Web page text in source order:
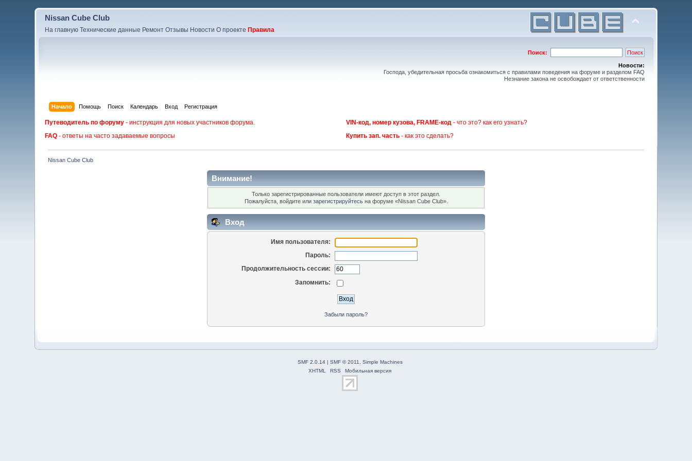
Nissan Cube Club
На главную Технические данные Ремонт Отзывы Новости О проекте Правила
Поиск:
Новости:
Господа, убедительная просьба ознакомиться с правилами поведения на форуме и разделом FAQ
Незнание закона не освобождает от ответственности
Начало Помощь Поиск Календарь Вход Регистрация
Путеводитель по форуму - инструкция для новых участников форума. VIN-код, номер кузова, FRAME-код - что это? как его узнать?
FAQ - ответы на часто задаваемые вопросы Купить зап. часть - как это сделать?
Nissan Cube Club
Внимание!
Только зарегистрированные пользователи имеют доступ в этот раздел.
Пожалуйста, войдите или зарегистрируйтесьна форуме «Nissan Cube Club».
Вход
Имя пользователя:
Пароль:
Продолжительность сессии:
Запомнить:
Забыли пароль?
SMF 2.0.14| SMF © 2011
Simple Machines
XHTML
RSS Мобильная версия